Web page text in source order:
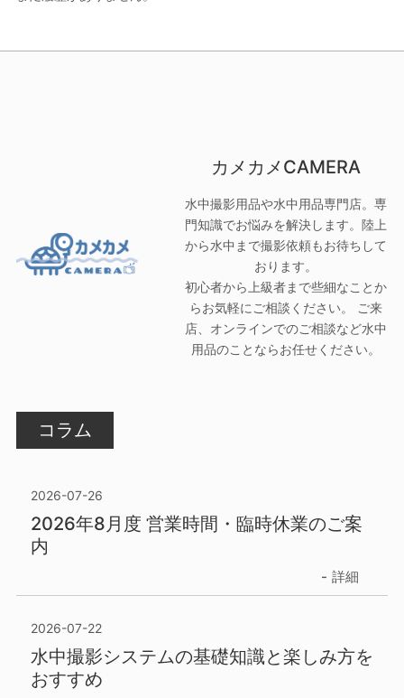
カメカメCAMERA
水中撮影用品や水中用品専門店。専
門知識でお悩みを解決します。陸上
から水中まで撮影依頼もお待ちして
おります。
初心者から上級者まで些細なことか
らお気軽にご相談ください。 ご来
店、オンラインでのご相談など水中
用品のことならお任せください。
コラム
2026-07-26
2026年8月度 営業時間・臨時休業のご案
内
詳細
2026-07-22
水中撮影システムの基礎知識と楽しみ方を
おすすめ